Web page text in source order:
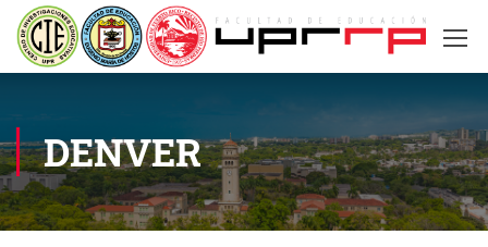
DENVER